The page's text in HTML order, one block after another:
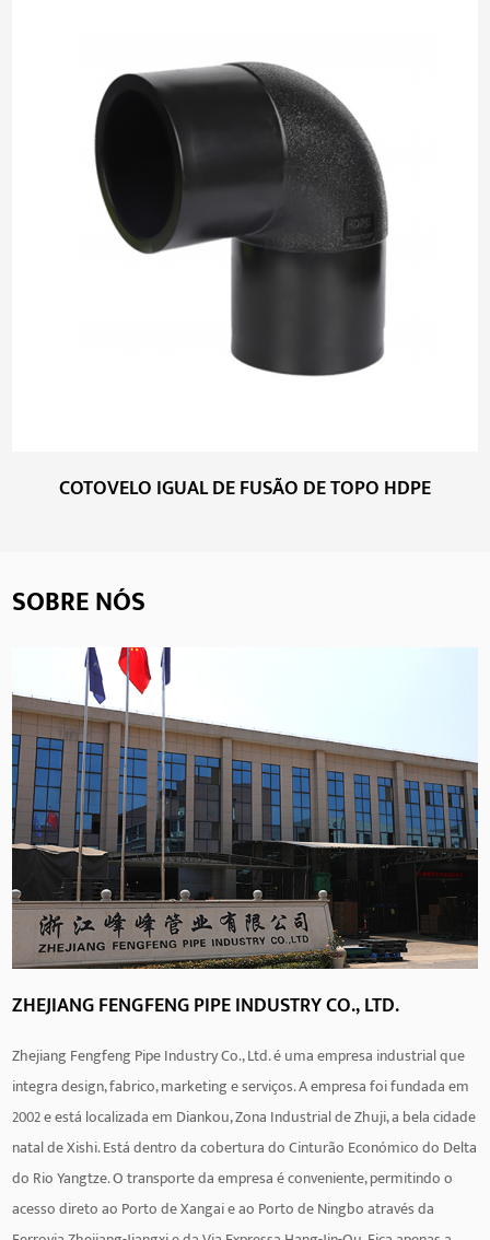
COTOVELO IGUAL DE FUSÃO DE TOPO HDPE
SOBRE NÓS
ZHEJIANG FENGFENG PIPE INDUSTRY CO., LTD.
Zhejiang Fengfeng Pipe Industry Co., Ltd. é uma empresa industrial que
integra design, fabrico, marketing e serviços. A empresa foi fundada em
2002 e está localizada em Diankou, Zona Industrial de Zhuji, a bela cidade
natal de Xishi. Está dentro da cobertura do Cinturão Económico do Delta
do Rio Yangtze. O transporte da empresa é conveniente, permitindo o
acesso direto ao Porto de Xangai e ao Porto de Ningbo através da